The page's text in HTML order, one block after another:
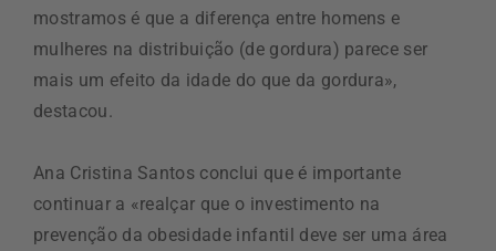
mostramos é que a diferença entre homens e
mulheres na distribuição (de gordura) parece ser
mais um efeito da idade do que da gordura»,
destacou.
Ana Cristina Santos conclui que é importante
continuar a «realçar que o investimento na
prevenção da obesidade infantil deve ser uma área